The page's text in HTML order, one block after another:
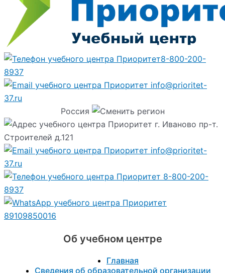
8-800-200-
8937
info@prioritet-
37.ru
Россия
г. Иваново пр-т.
Строителей д.121
info@prioritet-
37.ru
8-800-200-
8937
89109850016
Об учебном центре
Главная
Сведения об образовательной организации